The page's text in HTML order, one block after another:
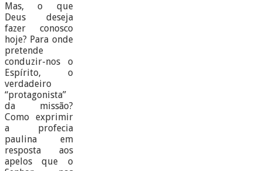
Mas, o que
Deus deseja
fazer conosco
hoje? Para onde
pretende
conduzir-nos o
Espírito, o
verdadeiro
“protagonista”
da missão?
Como exprimir
a profecia
paulina em
resposta aos
apelos que o